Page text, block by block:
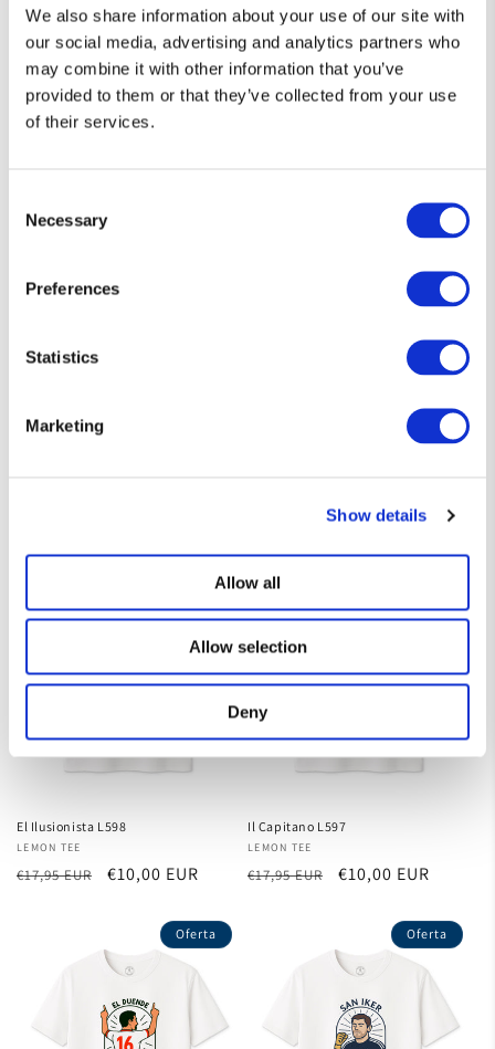
We also share information about your use of our site with
our social media, advertising and analytics partners who
may combine it with other information that you’ve
provided to them or that they’ve collected from your use
of their services.
Selection
Necessary
Preferences
Statistics
Marketing
Show details
Allow all
Allow selection
Deny
Proveedor:
LEMON TEE
Precio
habitual
€17,95 EUR
Precio
de
oferta
€10,00 EUR
Proveedor:
LEMON TEE
Precio
habitual
€17,95 EUR
Precio
de
€10,00 EUR
El maestro L600
de
oferta
El Ilusionista L598
Proveedor:
LEMON TEE
Precio
€17,95 EUR
Precio
€10,00 EUR
Il Capitano L597
Proveedor:
LEMON TEE
Precio
€17,95 EUR
Precio
€10,00 EUR
Oferta Oferta